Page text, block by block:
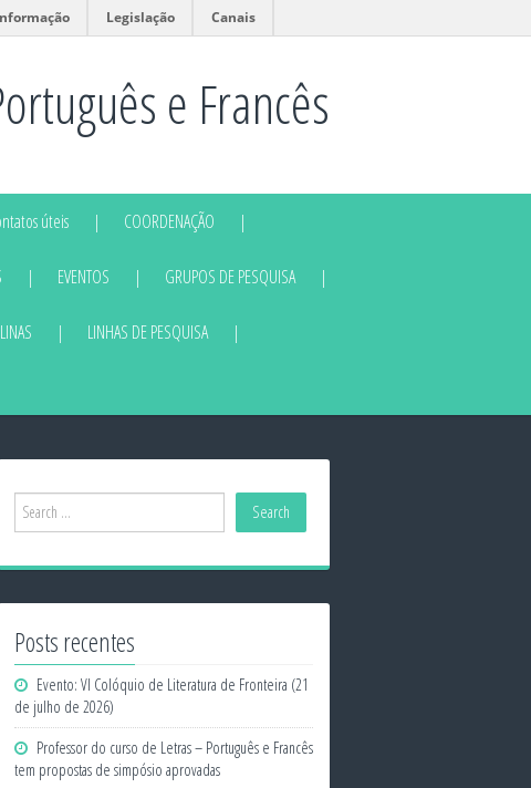
Legislação Canais
e Francês
úteis COORDENAÇÃO
EVENTOS GRUPOS DE PESQUISA
LINHAS DE PESQUISA
Posts recentes
Evento: VI Colóquio de Literatura de Fronteira (21
de julho de 2026)
Professor do curso de Letras – Português e Francês
tem propostas de simpósio aprovadas